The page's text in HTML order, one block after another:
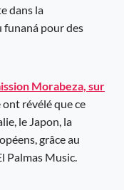
dans la
pour des
Morabeza, sur
ont révélé que ce
le Japon, la
grâce au
Palmas Music.